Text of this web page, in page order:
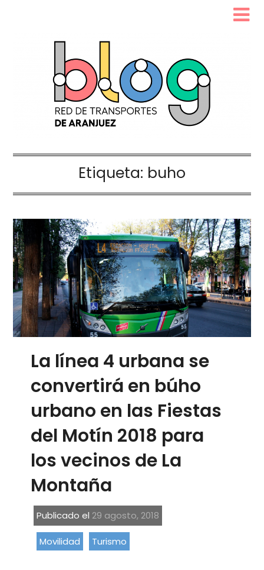
Etiqueta: buho
La línea 4 urbana se
convertirá en búho
urbano en las Fiestas
del Motín 2018 para
los vecinos de La
Montaña
Publicado el 29 agosto, 2018
Movilidad Turismo